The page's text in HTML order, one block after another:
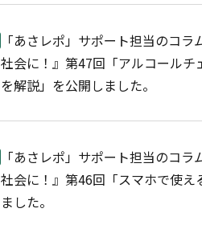
「あさレポ」サポート担当のコ
社会に！』第47回「アルコール
を解説」を公開しました。
「あさレポ」サポート担当のコ
社会に！』第46回「スマホで使
ました。